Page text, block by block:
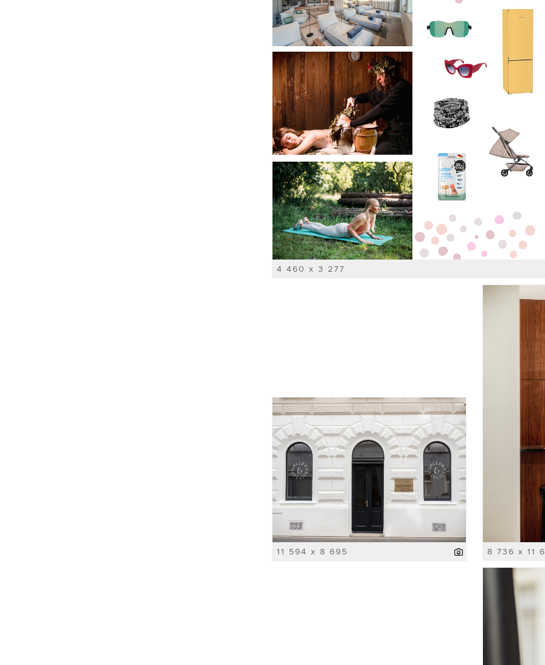
4 460 x 3 277
11 594 x 8 695 8 736 x 11